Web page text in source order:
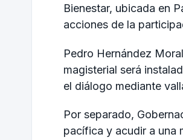
Bienestar, ubicada en
acciones de la
Pedro Hernández
magisterial será
el diálogo mediante
Por separado,
pacífica y acudir a una